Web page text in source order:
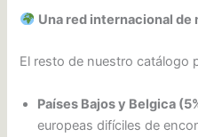
Una red internacional de
El resto de nuestro catálogo
Países Bajos y Belgica
europeas difíciles de